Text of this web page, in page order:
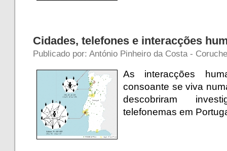
Cidades, telefones e interacções
Publicado por: António Pinheiro da Costa -
As interacções
consoante se viva
descobriram
telefonemas em